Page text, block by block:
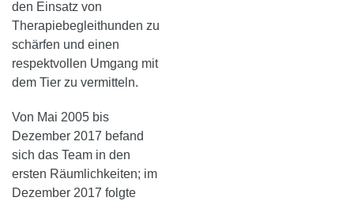
den Einsatz von
Therapiebegleithunden zu
schärfen und einen
respektvollen Umgang mit
dem Tier zu vermitteln.
Von Mai 2005 bis
Dezember 2017 befand
sich das Team in den
ersten Räumlichkeiten; im
Dezember 2017 folgte